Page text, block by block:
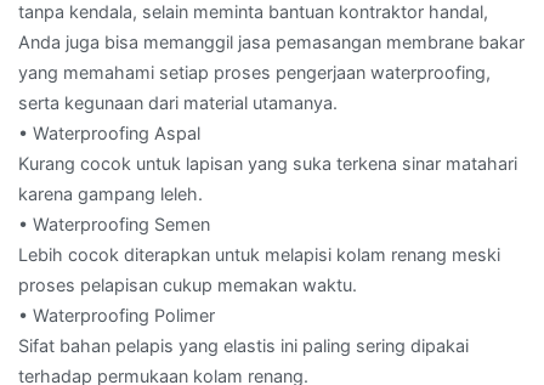
tanpa kendala, selain meminta bantuan kontraktor handal,
Anda juga bisa memanggil jasa pemasangan membrane bakar
yang memahami setiap proses pengerjaan waterproofing,
serta kegunaan dari material utamanya.
• Waterproofing Aspal
Kurang cocok untuk lapisan yang suka terkena sinar matahari
karena gampang leleh.
• Waterproofing Semen
Lebih cocok diterapkan untuk melapisi kolam renang meski
proses pelapisan cukup memakan waktu.
• Waterproofing Polimer
Sifat bahan pelapis yang elastis ini paling sering dipakai
terhadap permukaan kolam renang.